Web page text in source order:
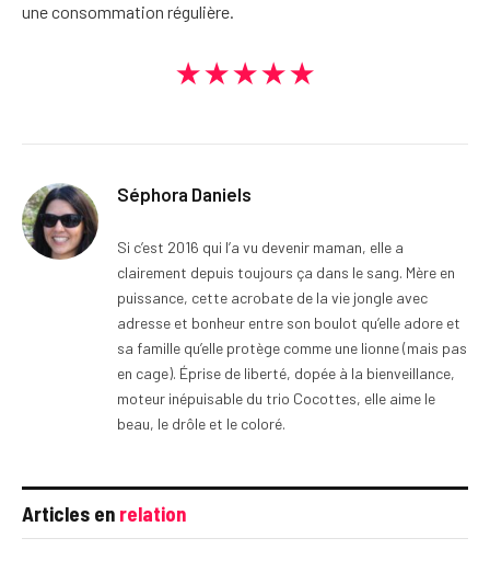
une consommation régulière.
★★★★★
Séphora Daniels
Si c’est 2016 qui l’a vu devenir maman, elle a
clairement depuis toujours ça dans le sang. Mère en
puissance, cette acrobate de la vie jongle avec
adresse et bonheur entre son boulot qu’elle adore et
sa famille qu’elle protège comme une lionne (mais pas
en cage). Éprise de liberté, dopée à la bienveillance,
moteur inépuisable du trio Cocottes, elle aime le
beau, le drôle et le coloré.
Articles en relation